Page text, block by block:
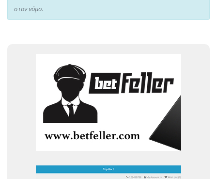
στον νόμο.